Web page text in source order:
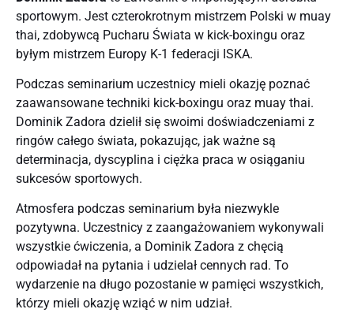
sportowym. Jest czterokrotnym mistrzem Polski w muay
thai, zdobywcą Pucharu Świata w kick-boxingu oraz
byłym mistrzem Europy K-1 federacji ISKA.
Podczas seminarium uczestnicy mieli okazję poznać
zaawansowane techniki kick-boxingu oraz muay thai.
Dominik Zadora dzielił się swoimi doświadczeniami z
ringów całego świata, pokazując, jak ważne są
determinacja, dyscyplina i ciężka praca w osiąganiu
sukcesów sportowych.
Atmosfera podczas seminarium była niezwykle
pozytywna. Uczestnicy z zaangażowaniem wykonywali
wszystkie ćwiczenia, a Dominik Zadora z chęcią
odpowiadał na pytania i udzielał cennych rad. To
wydarzenie na długo pozostanie w pamięci wszystkich,
którzy mieli okazję wziąć w nim udział.